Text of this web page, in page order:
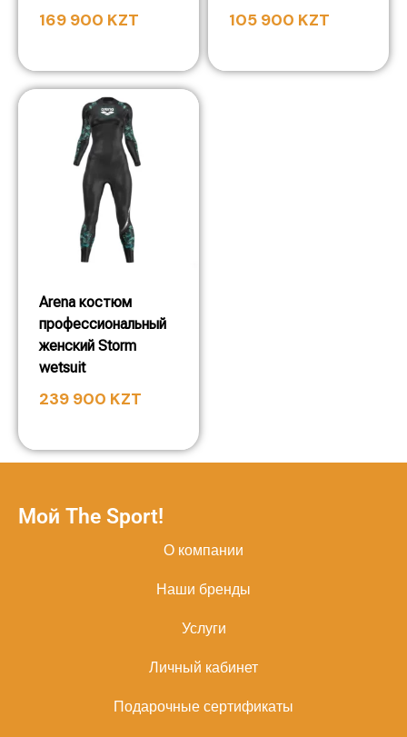
169 900 KZT 105 900 KZT
Arena костюм
профессиональный
женский Storm
wetsuit
239 900 KZT
Мой The Sport!
О компании
Наши бренды
Услуги
Личный кабинет
Подарочные сертификаты